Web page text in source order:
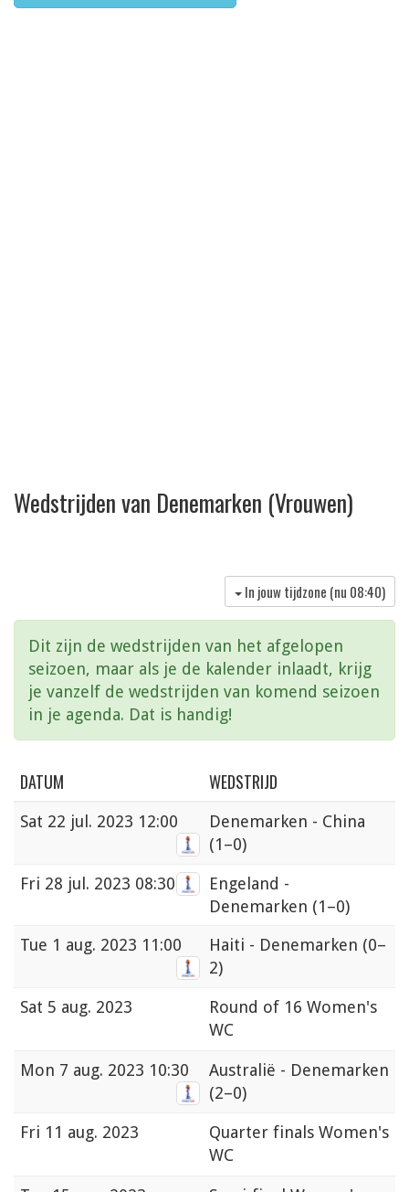
Wedstrijden van Denemarken (Vrouwen)
In jouw tijdzone (nu 08:40)
Dit zijn de wedstrijden van het afgelopen
seizoen, maar als je de kalender inlaadt, krijg
je vanzelf de wedstrijden van komend seizoen
in je agenda. Dat is handig!
DATUM WEDSTRIJD
Sat 22 jul. 2023 12:00
Denemarken - China
(1–0)
Fri 28 jul. 2023 08:30
Engeland -
Denemarken (1–0)
Tue 1 aug. 2023 11:00 Haiti - Denemarken (0–
2)
Sat 5 aug. 2023
Round of 16 Women's
WC
Mon 7 aug. 2023 10:30
Australië - Denemarken
(2–0)
Fri 11 aug. 2023
Quarter finals Women's
WC